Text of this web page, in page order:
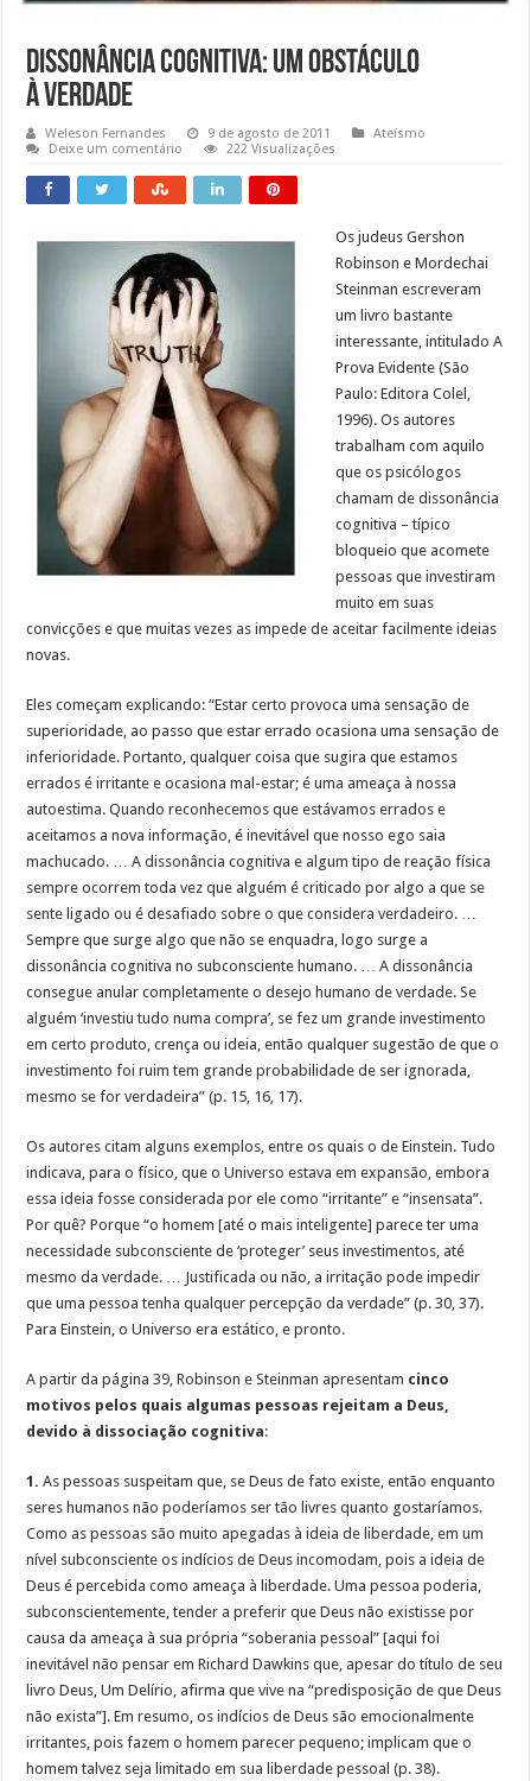
Dissonância Cognitiva: Um Obstáculo
à Verdade
Weleson Fernandes 9 de agosto de 2011
Ateísmo
Deixe um comentário
222 Visualizações
Os judeus Gershon
Robinson e Mordechai
Steinman escreveram
um livro bastante
interessante, intitulado A
Prova Evidente (São
Paulo: Editora Colel,
1996). Os autores
trabalham com aquilo
que os psicólogos
chamam de dissonância
cognitiva – típico
bloqueio que acomete
pessoas que investiram
muito em suas
convicções e que muitas vezes as impede de aceitar facilmente ideias
novas.
Eles começam explicando: “Estar certo provoca uma sensação de
superioridade, ao passo que estar errado ocasiona uma sensação de
inferioridade. Portanto, qualquer coisa que sugira que estamos
errados é irritante e ocasiona mal-estar; é uma ameaça à nossa
autoestima.Quando reconhecemos que estávamos errados e
aceitamos a nova informação, é inevitável que nosso ego saia
machucado. … A dissonância cognitiva e algum tipo de reação física
sempre ocorrem toda vez que alguém é criticado por algo a que se
sente ligado ou é desafiado sobre o que considera verdadeiro. …
Sempre que surge algo que não se enquadra, logo surge a
dissonância cognitiva no subconsciente humano. … A dissonância
consegue anular completamente o desejo humano de verdade. Se
alguém ‘investiu tudo numa compra’, se fez um grande investimento
em certo produto, crença ou ideia, então qualquer sugestão de que o
investimento foi ruim tem grande probabilidade de ser ignorada,
mesmo se for verdadeira” (p. 15, 16, 17).
Os autores citam alguns exemplos, entre os quais o de Einstein. Tudo
indicava, para o físico, que o Universo estava em expansão, embora
essa ideia fosse considerada por ele como “irritante” e “insensata”.
Por quê? Porque “o homem [até o mais inteligente] parece ter uma
necessidade subconsciente de ‘proteger’ seus investimentos, até
mesmo da verdade. … Justificada ou não, a irritação pode impedir
que uma pessoa tenha qualquer percepção da verdade” (p. 30, 37).
Para Einstein, o Universo era estático, e pronto.
A partir da página 39, Robinson e Steinman apresentam cinco
motivos pelos quais algumas pessoas rejeitam a Deus,
devido à dissociação cognitiva:
1. As pessoas suspeitam que, se Deus de fato existe, então enquanto
seres humanos não poderíamos ser tão livres quanto gostaríamos.
Como as pessoas são muito apegadas à ideia de liberdade, em um
nível subconsciente os indícios de Deus incomodam, pois a ideia de
Deus é percebida como ameaça à liberdade. Uma pessoa poderia,
subconscientemente, tender a preferir que Deus não existisse por
causa da ameaça à sua própria “soberania pessoal” [aqui foi
inevitável não pensar em Richard Dawkins que, apesar do título de seu
livro Deus, Um Delírio, afirma que vive na “predisposição de que Deus
não exista”]. Em resumo, os indícios de Deus são emocionalmente
irritantes, pois fazem o homem parecer pequeno; implicam que o
homem talvez seja limitado em sua liberdade pessoal (p. 38).